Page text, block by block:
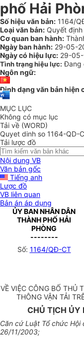
phố Hải
Số hiệu văn bản: 1164/
Loại văn bản: Quyết định
Cơ quan ban hành:
Ngày ban hành: 29-05-
Ngày có hiệu lực: 29-
Tình trạng hiệu lực: Đang
Ngôn ngữ:
Định dạng văn bản hiện
MỤC LỤC
Không có mục lục
Tải về (WORD)
Quyet dinh so 1164-QD-
Tải lược đồ
Nội dung VB
Văn bản gốc
Tiếng anh
Lược đồ
VB liên quan
Bản án áp dụng
ỦY BAN NHÂN DÂN
THÀNH PHỐ HẢI
PHÒNG
--------
Số: 1164/QĐ-CT
VỀ VIỆC CÔNG BỐ THỦ
THÔNG VẬN TẢI
CHỦ TỊCH ỦY
Căn cứ Luật Tổ chức
26/11/2003;